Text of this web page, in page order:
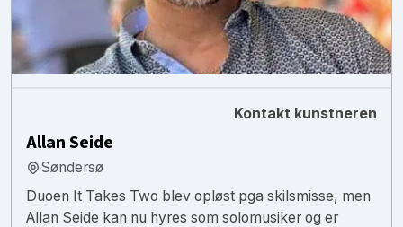
Kontakt kunstneren
Allan Seide
Søndersø
Duoen It Takes Two blev opløst pga skilsmisse, men
Allan Seide kan nu hyres som solomusiker og er